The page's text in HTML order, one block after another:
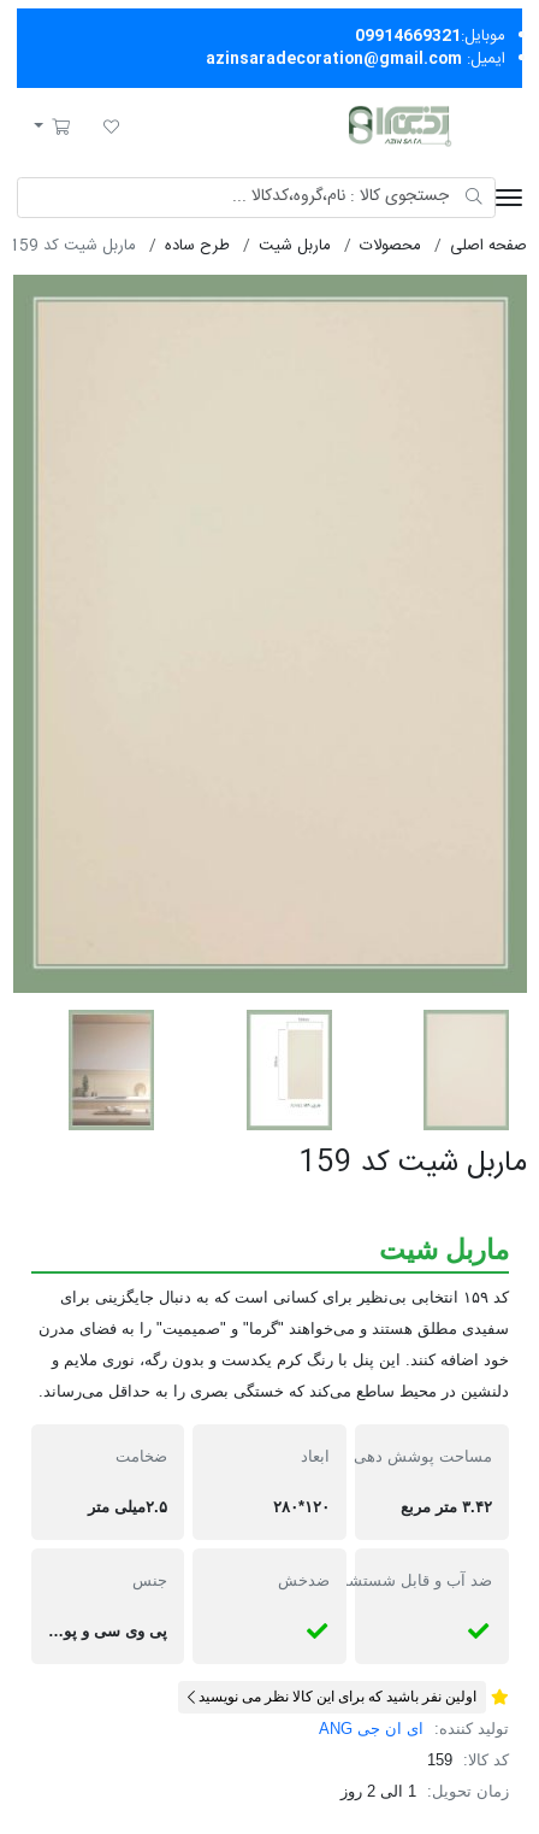
موبایل:09914669321
ایمیل: azinsaradecoration@gmail.com
لیست مورد علاقه
سبد خرید
صفحه اصلی محصولات ماربل شیت طرح ساده ماربل شیت کد 159
ماربل شیت کد 159
ماربل شیت
کد ۱۵۹ انتخابی بی‌نظیر برای کسانی است که به دنبال جایگزینی برای
سفیدی مطلق هستند و می‌خواهند "گرما" و "صمیمیت" را به فضای مدرن
خود اضافه کنند. این پنل با رنگ کرم یکدست و بدون رگه، نوری ملایم و
دلنشین در محیط ساطع می‌کند که خستگی بصری را به حداقل می‌رساند.
مساحت پوشش دهی
۳.۴۲ متر مربع
ابعاد
۱۲۰*۲۸۰
ضخامت
۲.۵میلی متر
ضد آب و قابل شستشو ضدخش جنس
پی وی سی و پودر سنگ
اولین نفر باشید که برای این کالا نظر می نویسید
تولید کننده:
ای ان جی ANG
کد کالا:
159
زمان تحویل:
1 الی 2 روز